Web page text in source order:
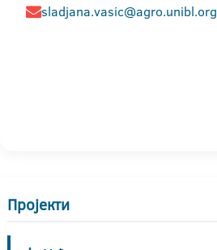
sladjana.vasic@agro.unibl.org
Пројекти